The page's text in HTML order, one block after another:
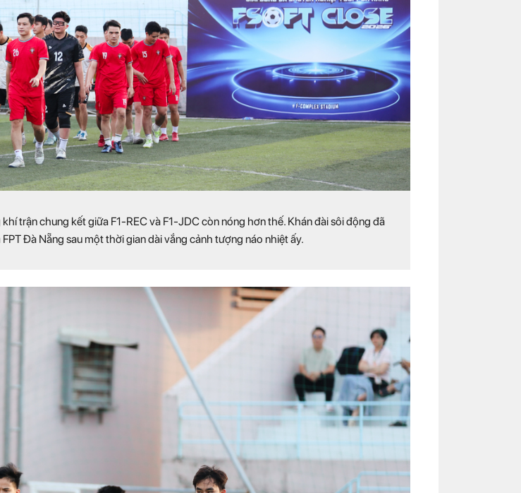
trận chung kết giữa F1-REC và F1-JDC còn nóng hơn thế. Khán đài sôi động đã
Đà Nẵng sau một thời gian dài vắng cảnh tượng náo nhiệt ấy.